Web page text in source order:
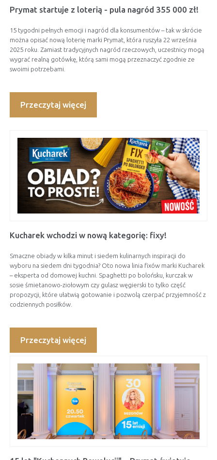
Prymat startuje z loterią - pula nagród 355 000 zł!
15 tygodni pełnych emocji i nagród dla konsumentów – tak w skrócie
można opisać nową loterię marki Prymat, która ruszyła 22 września
2025 roku. Zamiast tradycyjnych nagród rzeczowych, uczestnicy mogą
wygrać realną gotówkę, którą sami mogą przeznaczyć zgodnie ze
swoimi potrzebami.
Przeczytaj więcej
Kucharek wchodzi w nową kategorię: fixy!
Smaczne obiady w kilka minut i siedem kulinarnych inspiracji do
wyboru na siedem dni tygodnia? Oto nowa linia fixów marki Kucharek
– eksperta od domowej kuchni. Spaghetti po bolońsku, kurczak w
sosie śmietanowo-ziołowym czy gulasz węgierski to tylko część
propozycji, które ułatwią gotowanie i pozwolą czerpać przyjemność z
codziennych posiłków.
Przeczytaj więcej